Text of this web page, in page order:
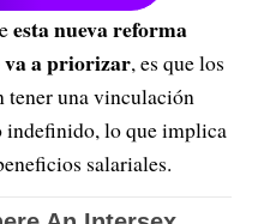
esta nueva reforma
va a priorizar, es que los
tener una vinculación
indefinido, lo que implica
salariales.